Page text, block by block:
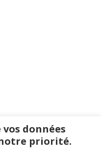
données
priorité.